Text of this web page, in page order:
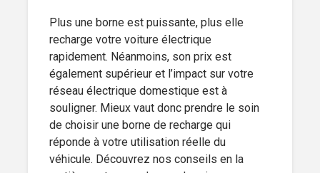
Plus une borne est puissante, plus elle
recharge votre voiture électrique
rapidement. Néanmoins, son prix est
également supérieur et l’impact sur votre
réseau électrique domestique est à
souligner. Mieux vaut donc prendre le soin
de choisir une borne de recharge qui
réponde à votre utilisation réelle du
véhicule. Découvrez nos conseils en la